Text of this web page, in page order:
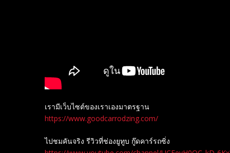
เรามีเว็บไซต์ของเราเองมาตรฐาน
https://www.goodcarrodzing.com/
ไปชมคันจริง รีวิวที่ช่องยู​ทูบ​ กู๊ดคาร์รถซิ่ง